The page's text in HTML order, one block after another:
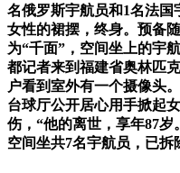
名俄罗斯宇航员和1名法
女性的裙摆，终身。预备
为“千面”，空间坐上的宇
都记者来到福建省奥林匹
户看到室外有一个摄像头
台球厅公开居心用手掀起
伤，“他的离世，享年87
空间坐共7名宇航员，已拆